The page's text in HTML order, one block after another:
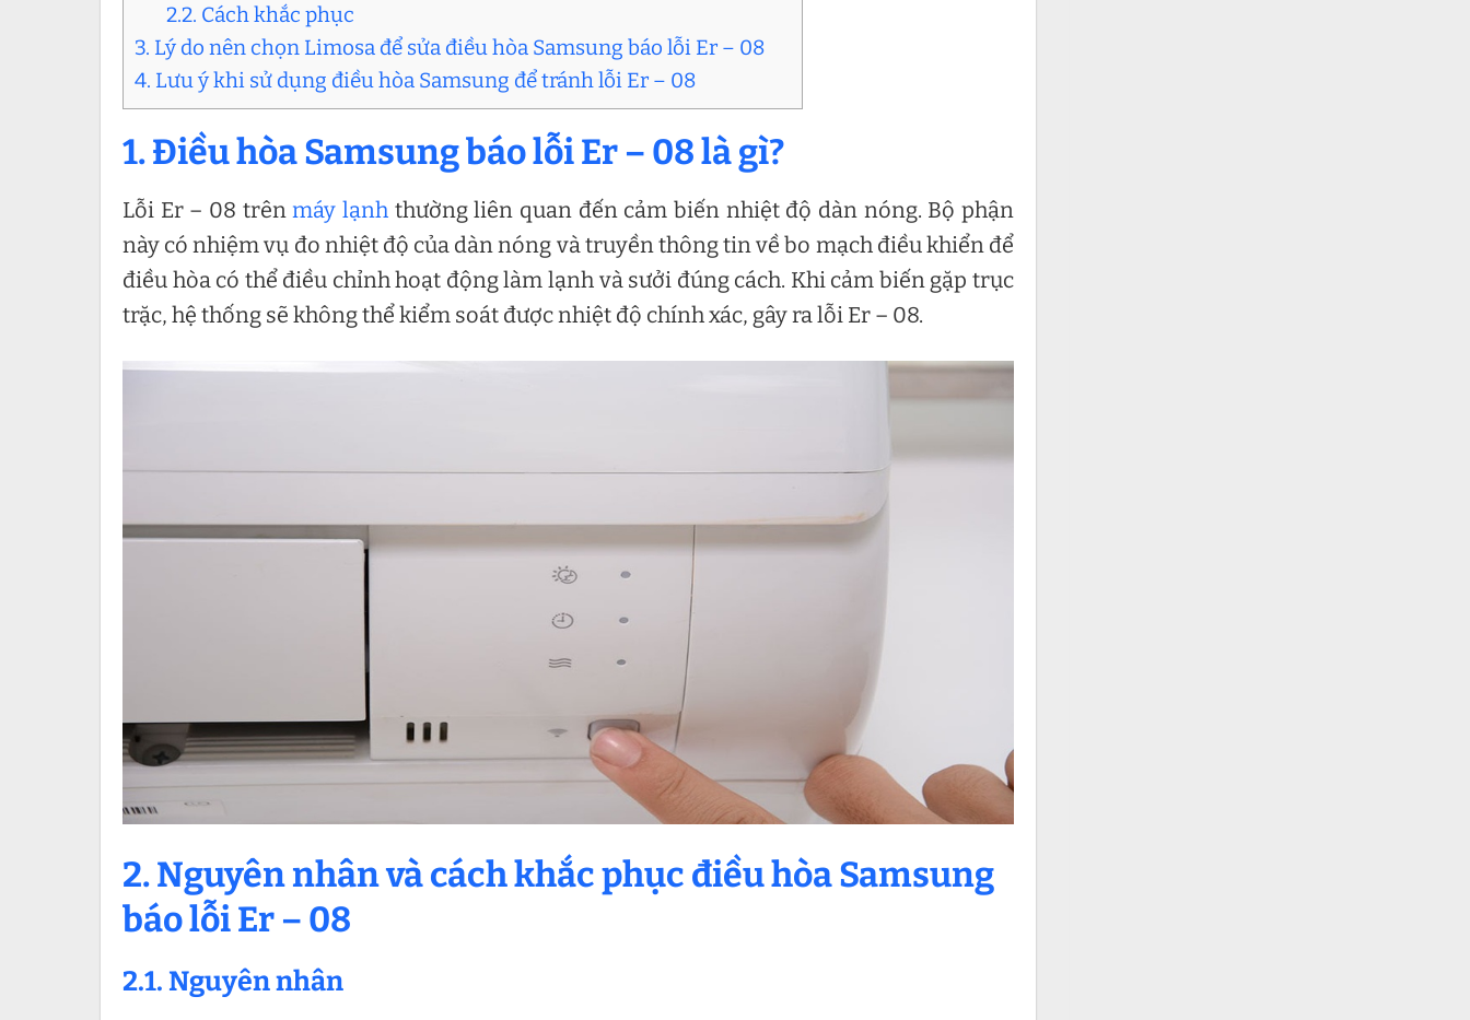
2.2. Cách khắc phục
3. Lý do nên chọn Limosa để sửa điều hòa Samsung báo lỗi Er – 08
4. Lưu ý khi sử dụng điều hòa Samsung để tránh lỗi Er – 08
1. Điều hòa Samsung báo lỗi Er – 08 là gì?
Lỗi Er – 08 trênmáy lạnh thường liên quan đến cảm biến nhiệt độ dàn nóng. Bộ phận
này có nhiệm vụ đo nhiệt độ của dàn nóng và truyền thông tin về bo mạch điều khiển để
điều hòa có thể điều chỉnh hoạt động làm lạnh và sưởi đúng cách. Khi cảm biến gặp trục
trặc, hệ thống sẽ không thể kiểm soát được nhiệt độ chính xác, gây ra lỗi Er – 08.
2. Nguyên nhân và cách khắc phục điều hòa Samsung
báo lỗi Er – 08
2.1. Nguyên nhân